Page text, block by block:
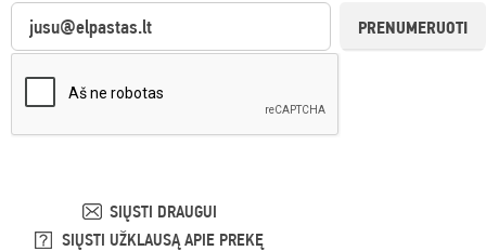
PRENUMERUOTI
SIŲSTI DRAUGUI
SIŲSTI UŽKLAUSĄ APIE PREKĘ